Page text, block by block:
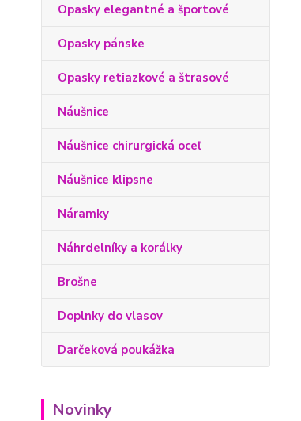
Opasky elegantné a športové
Opasky pánske
Opasky retiazkové a štrasové
Náušnice
Náušnice chirurgická oceľ
Náušnice klipsne
Náramky
Náhrdelníky a korálky
Brošne
Doplnky do vlasov
Darčeková poukážka
Novinky